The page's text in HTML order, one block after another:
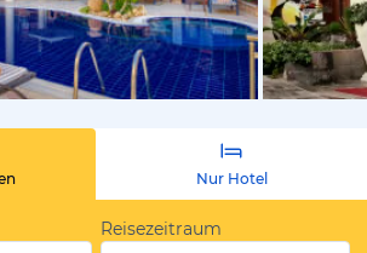
vom
Nur Hotel
Reisezeitraum